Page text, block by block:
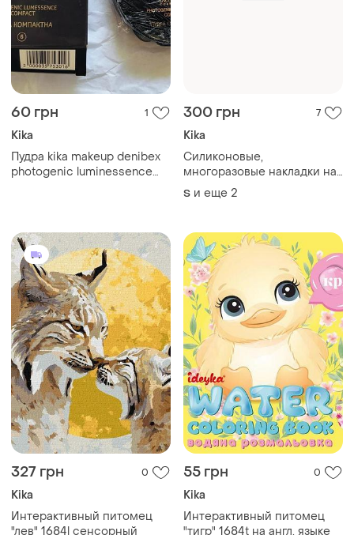
60 грн 1
Kika
Пудра kika makeup denibex
photogenic luminessence
300 грн 7
Kika
Силиконовые,
многоразовые накладки на
грудь
S и еще 2
327 грн 0
Kika
Интерактивный питомец
"лев" 1684l сенсорный
55 грн 0
Kika
Интерактивный питомец
"тигр" 1684t на англ. языке